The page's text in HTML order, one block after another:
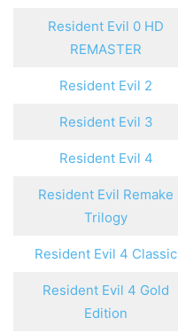
Resident Evil 0 HD
REMASTER
Resident Evil 2
Resident Evil 3
Resident Evil 4
Resident Evil Remake
Trilogy
Resident Evil 4 Classic
Resident Evil 4 Gold
Edition